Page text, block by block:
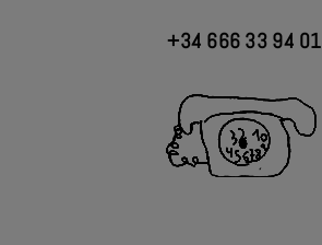
+34 666 33 94 01